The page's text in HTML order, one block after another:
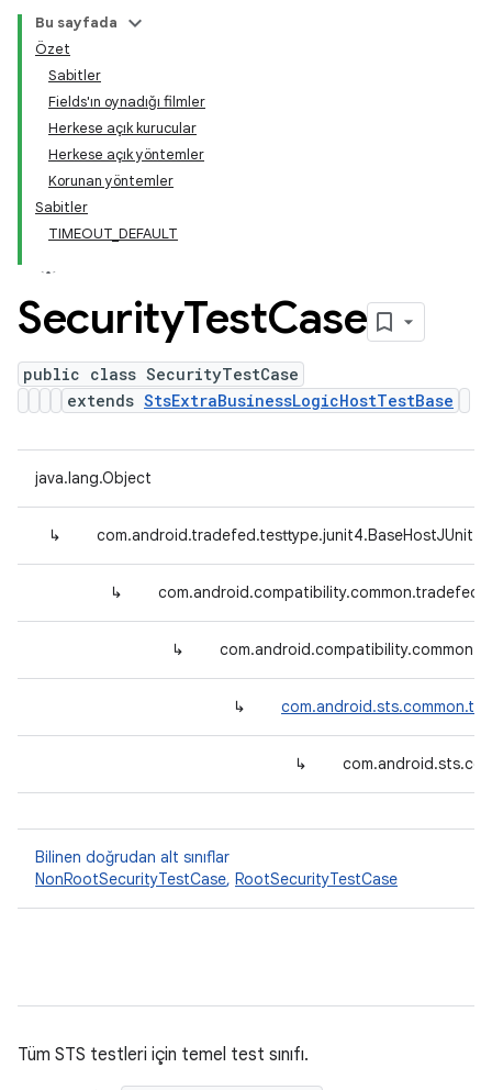
Bu sayfada
Özet
Sabitler
Fields'ın oynadığı filmler
Herkese açık kurucular
Herkese açık yöntemler
Korunan yöntemler
Sabitler
TIMEOUT_DEFAULT
SecurityTestCase
public class SecurityTestCase
extends StsExtraBusinessLogicHostTestBase
java.lang.Object
↳
↳
↳
↳
↳
Bilinen doğrudan alt sınıflar
NonRootSecurityTestCase, RootSecurityTestCase
Tüm STS testleri için temel test sınıfı.